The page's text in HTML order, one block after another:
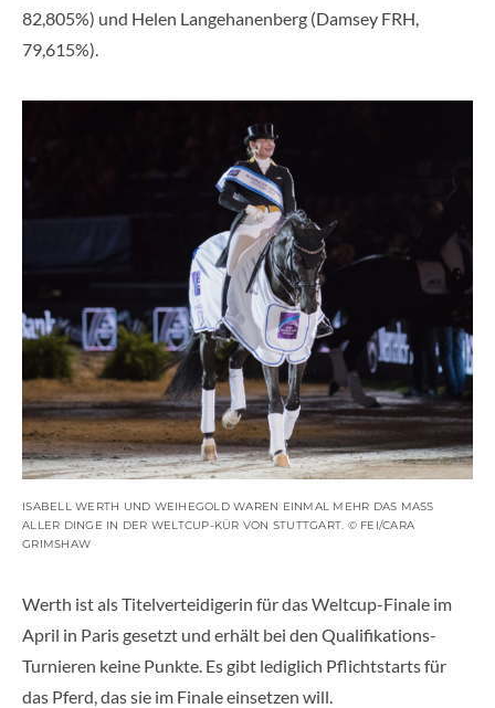
82,805%) und Helen Langehanenberg (Damsey FRH,
79,615%).
ISABELL WERTH UND WEIHEGOLD WAREN EINMAL MEHR DAS MASS A
LLER DINGE IN DER WELTCUP-KÜR VON STUTTGART. © FEI/CARA G
RIMSHAW
Werth ist als Titelverteidigerin für das Weltcup-Finale im
April in Paris gesetzt und erhält bei den Qualifikations-
Turnieren keine Punkte. Es gibt lediglich Pflichtstarts für
das Pferd, das sie im Finale einsetzen will.